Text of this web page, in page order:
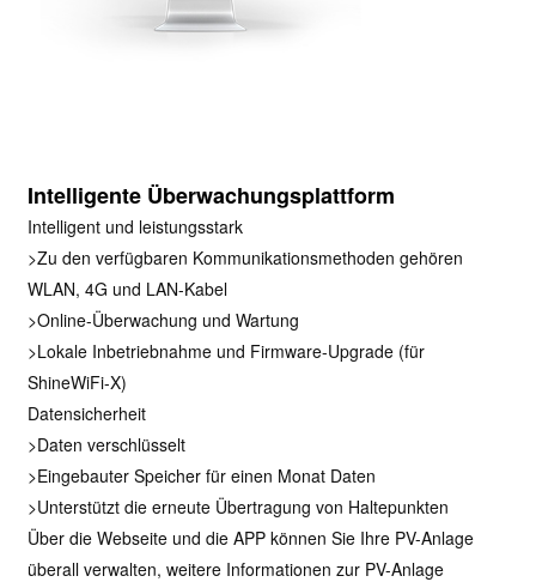
Intelligente Überwachungsplattform
Intelligent und leistungsstark
>Zu den verfügbaren Kommunikationsmethoden gehören
WLAN, 4G und LAN-Kabel
>Online-Überwachung und Wartung
>Lokale Inbetriebnahme und Firmware-Upgrade (für
ShineWiFi-X)
Datensicherheit
>Daten verschlüsselt
>Eingebauter Speicher für einen Monat Daten
>Unterstützt die erneute Übertragung von Haltepunkten
Über die Webseite und die APP können Sie Ihre PV-Anlage
überall verwalten, weitere Informationen zur PV-Anlage